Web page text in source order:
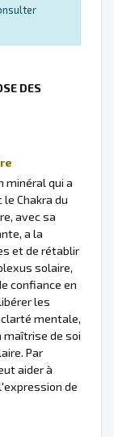
DES
minéral qui a
Chakra du
avec sa
a la
et de rétablir
solaire,
confiance en
les
mentale,
maîtrise de soi
Par
aider à
de